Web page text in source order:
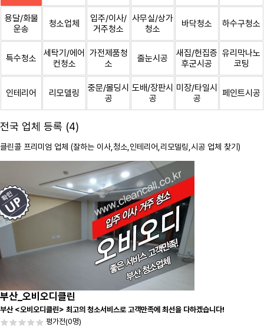
용달/화물
운송
청소업체
입주/이사/
거주청소
사무실/상가
청소
바닥청소 하수구청소
특수청소
세탁기/에어
컨청소
가전제품청
소
줄눈시공
새집/헌집증
후군시공
유리막나노
코팅
인테리어 리모델링
중문/몰딩시
공
도배/장판시
공
미장/타일시
공
페인트시공
전국 업체 등록 (4)
클린콜 프리미엄 업체 (잘하는 이사, 청소 ,인테리어,리모델링,시공 업체 찾기)
부산_오비오디클린
부산 <오비오디클린> 최고의 청소서비스로 고객만족에 최선을 다하겠습니다!
평가전(0명)